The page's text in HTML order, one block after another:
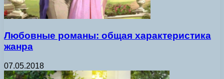
Любовные романы: общая характеристика
жанра
07.05.2018